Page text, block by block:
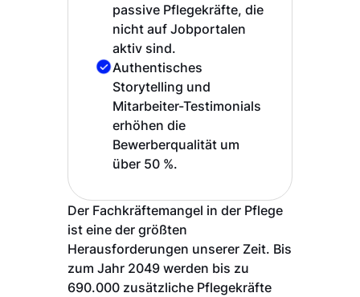
passive Pflegekräfte, die
nicht auf Jobportalen
aktiv sind.
Authentisches
Storytelling und
Mitarbeiter-Testimonials
erhöhen die
Bewerberqualität um
über 50 %.
Der Fachkräftemangel in der Pflege
ist eine der größten
Herausforderungen unserer Zeit. Bis
zum Jahr 2049 werden bis zu
690.000 zusätzliche Pflegekräfte